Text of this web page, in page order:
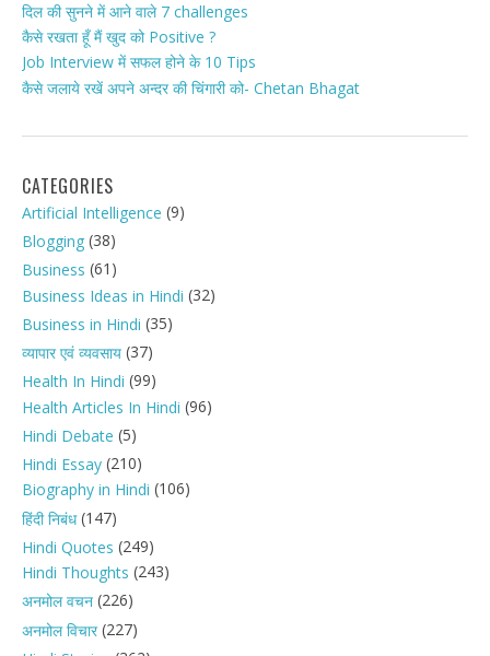
दिल की सुनने में आने वाले 7 challenges
कैसे रखता हूँ मैं खुद को Positive ?
Job Interview में सफल होने के 10 Tips
कैसे जलाये रखें अपने अन्दर की चिंगारी को- Chetan Bhagat
CATEGORIES
Artificial Intelligence (9)
Blogging (38)
Business (61)
Business Ideas in Hindi (32)
Business in Hindi (35)
व्यापार एवं व्यवसाय (37)
Health In Hindi (99)
Health Articles In Hindi (96)
Hindi Debate (5)
Hindi Essay (210)
Biography in Hindi (106)
हिंदी निबंध(147)
Hindi Quotes (249)
Hindi Thoughts (243)
अनमोल वचन (226)
अनमोल विचार(227)